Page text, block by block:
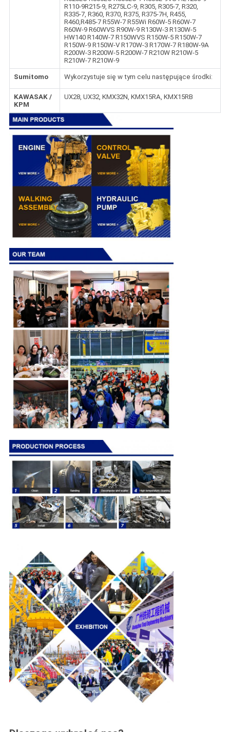
R110-9R215-9, R275LC-9, R305, R305-7, R320,
R335-7, R360, R370, R375, R375-7H, R455,
R460,R485-7 R55W-7 R55Wi R60W-5 R60W-7
R60W-9 R60WVS R90W-9 R130W-3 R130W-5
HW140 R140W-7 R150WVS R150W-5 R150W-7
R150W-9 R150W-V R170W-3 R170W-7 R180W-9A
R200W-3 R200W-5 R200W-7 R210W R210W-5
R210W-7 R210W-9
Sumitomo Wykorzystuje się w tym celu następujące środki:
KAWASAK /
KPM
UX28, UX32, KMX32N, KMX15RA, KMX15RB